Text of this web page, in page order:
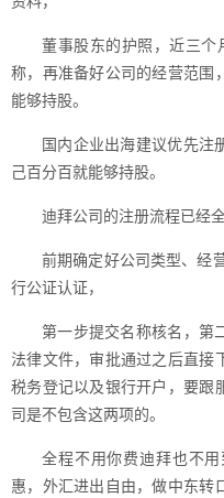
董事股东的护照，近三个
称，再准备好公司的经营范围
能够持股。
国内企业出海建议优先注
己百分百就能够持股。
迪拜公司的注册流程已经
前期确定好公司类型、经
行公证认证，
第一步提交名称核名，第
法律文件，审批通过之后直接
税务登记以及银行开户，要跟
司是不包含这两项的。
全程不用你费迪拜也不
惠，外汇进出自由，做中东转